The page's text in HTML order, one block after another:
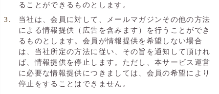
ることができるものとします。
当社は、会員に対して、メールマガジンその他の方法
による情報提供（広告を含みます）を行うことができ
るものとします。会員が情報提供を希望しない場合
は、当社所定の方法に従い、その旨を通知して頂けれ
ば、情報提供を停止します。ただし、本サービス運営
に必要な情報提供につきましては、会員の希望により
停止をすることはできません。